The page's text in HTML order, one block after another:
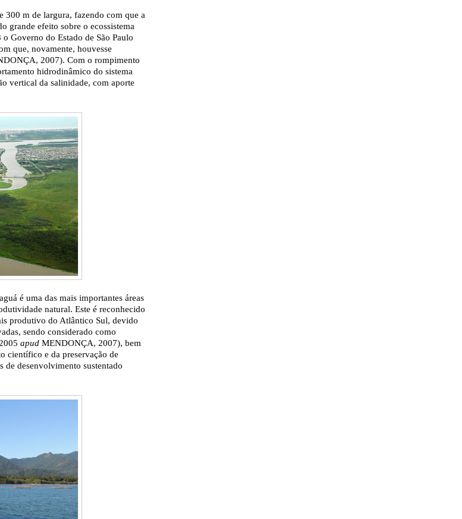
300 m de largura, fazendo com que a
grande efeito sobre o ecossistema
Governo do Estado de São Paulo
que, novamente, houvesse
2007). Com o rompimento
hidrodinâmico do sistema
vertical da salinidade, com aporte
é uma das mais importantes áreas
natural. Este é reconhecido
produtivo do Atlântico Sul, devido
sendo considerado como
apud MENDONÇA, 2007), bem
científico e da preservação de
de desenvolvimento sustentado